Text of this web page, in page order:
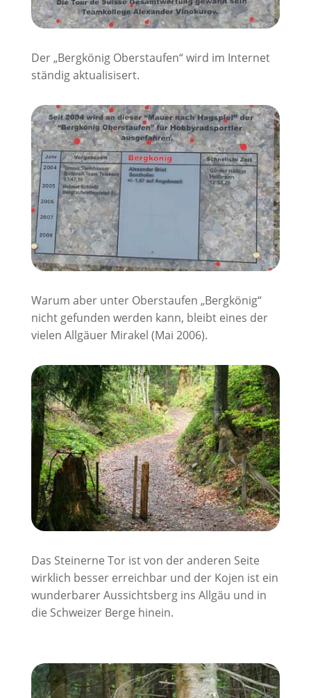
Der „Bergkönig Oberstaufen“ wird im Internet
ständig aktualisisert.
Warum aber unter Oberstaufen „Bergkönig“
nicht gefunden werden kann, bleibt eines der
vielen Allgäuer Mirakel (Mai 2006).
Das Steinerne Tor ist von der anderen Seite
wirklich besser erreichbar und der Kojen ist ein
wunderbarer Aussichtsberg ins Allgäu und in
die Schweizer Berge hinein.